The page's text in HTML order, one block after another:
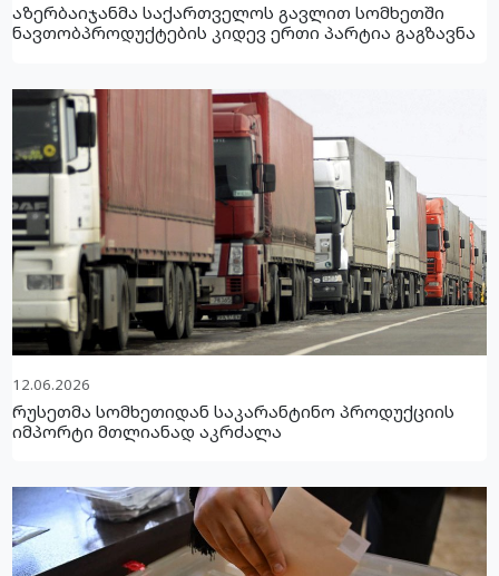
აზერბაიჯანმა საქართველოს გავლით სომხეთში
ნავთობპროდუქტების კიდევ ერთი პარტია გაგზავნა
12.06.2026
რუსეთმა სომხეთიდან საკარანტინო პროდუქციის
იმპორტი მთლიანად აკრძალა